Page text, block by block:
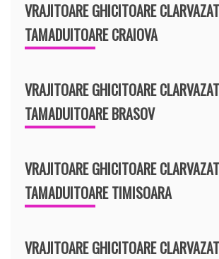
VRAJITOARE GHICITOARE
TAMADUITOARE CRAIOVA
VRAJITOARE GHICITOARE
TAMADUITOARE BRASOV
VRAJITOARE GHICITOARE
TAMADUITOARE TIMISOARA
VRAJITOARE GHICITOARE